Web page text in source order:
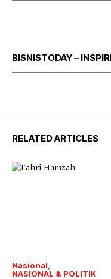
BISNISTODAY –
RELATED ARTICLES
Nasional
NASIONAL & POLITIK